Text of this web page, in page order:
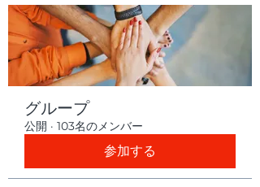
グループ
公開 · 103名のメンバー
参加する